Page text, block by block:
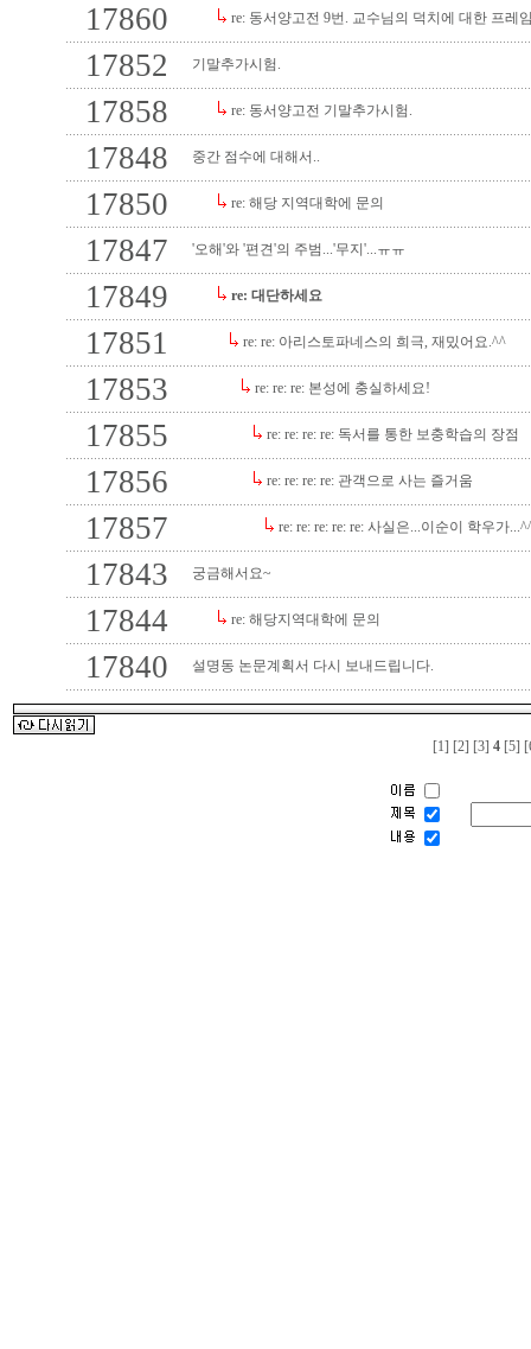
17860 re: 동서양고전 9번. 교수님의 덕치에 대한 프레
17852 기말추가시험.
17858 re: 동서양고전 기말추가시험.
17848 중간 점수에 대해서..
17850 re: 해당 지역대학에 문의
17847 '오해'와 '편견'의 주범...'무지'...ㅠㅠ
17849 re: 대단하세요
17851 re: re: 아리스토파네스의 희극, 재밌어요.^^
17853 re: re: re: 본성에 충실하세요!
17855 re: re: re: re: 독서를 통한 보충학습의 장점
17856 re: re: re: re: 관객으로 사는 즐거움
17857 re: re: re: re: re: 사실은...이순이 학우가
17843 궁금해서요~
17844 re: 해당지역대학에 문의
17840 설명동 논문계획서 다시 보내드립니다.
[1] [2] [3] 4 [5]